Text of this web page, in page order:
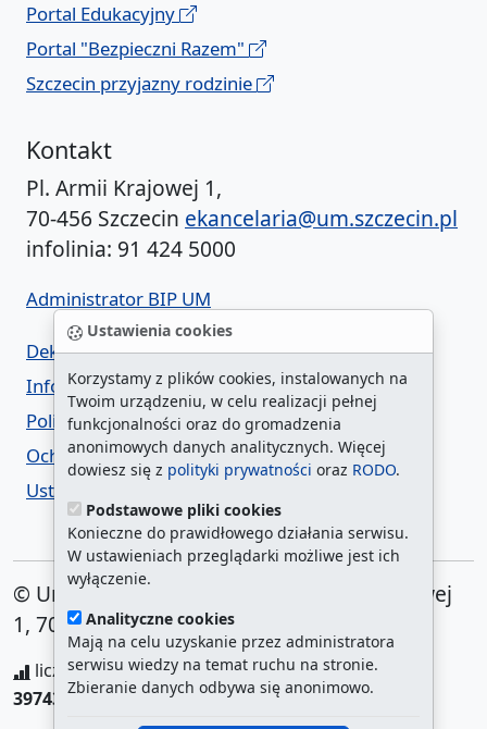
Ustawienia cookies
Korzystamy z plików cookies, instalowanych na
Twoim urządzeniu, w celu realizacji pełnej
funkcjonalności oraz do gromadzenia
anonimowych danych analitycznych. Więcej
dowiesz się z polityki prywatności oraz RODO.
Podstawowe pliki cookies
Konieczne do prawidłowego działania serwisu.
W ustawieniach przeglądarki możliwe jest ich
wyłączenie.
Analityczne cookies
Mają na celu uzyskanie przez administratora
serwisu wiedzy na temat ruchu na stronie.
Zbieranie danych odbywa się anonimowo.
Portal Edukacyjny
Portal "Bezpieczni Razem"
Szczecin przyjazny rodzinie
Kontakt
Pl. Armii Krajowej 1,
70-456 Szczecin ekancelaria@um.szczecin.pl
infolinia: 91 424 5000
Administrator BIP UM
Deklaracja dostępności
Informacja o urzędzie w ETR
Polityka prywatności
Ochrona danych osobowych
Ustawienia cookies
© Urząd Miasta Szczecin. Plac Armii Krajowej
1, 70-456 Szczecin
liczba wyświetleń:208821309/ aktualna strona:
397433/najczęściej odwiedzane strony